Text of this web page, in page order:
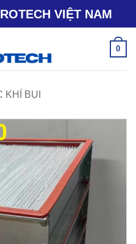
VIỆT NAM
0
KHÍ BỤI